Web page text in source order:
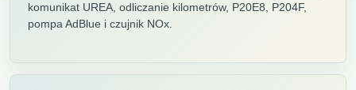
komunikat UREA, odliczanie kilometrów, P20E8, P204F,
pompa AdBlue i czujnik NOx.